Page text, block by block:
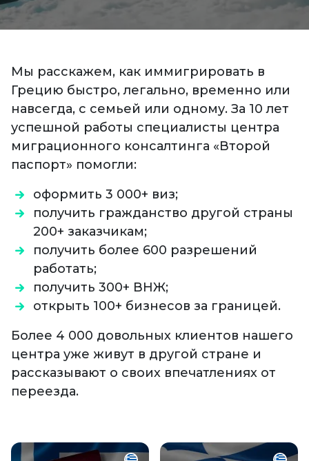
Мы расскажем, как иммигрировать в
Грецию быстро, легально, временно или
навсегда, с семьей или одному. За 10 лет
успешной работы специалисты центра
миграционного консалтинга «Второй
паспорт» помогли:
оформить 3 000+ виз;
получить гражданство другой страны
200+ заказчикам;
получить более 600 разрешений
работать;
получить 300+ ВНЖ;
открыть 100+ бизнесов за границей.
Более 4 000 довольных клиентов нашего
центра уже живут в другой стране и
рассказывают о своих впечатлениях от
переезда.